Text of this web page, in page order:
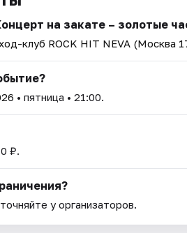
на закате – золотые
клуб ROCK HIT NEVA (Москва
• пятница • 21:00.
₽.
у организаторов.